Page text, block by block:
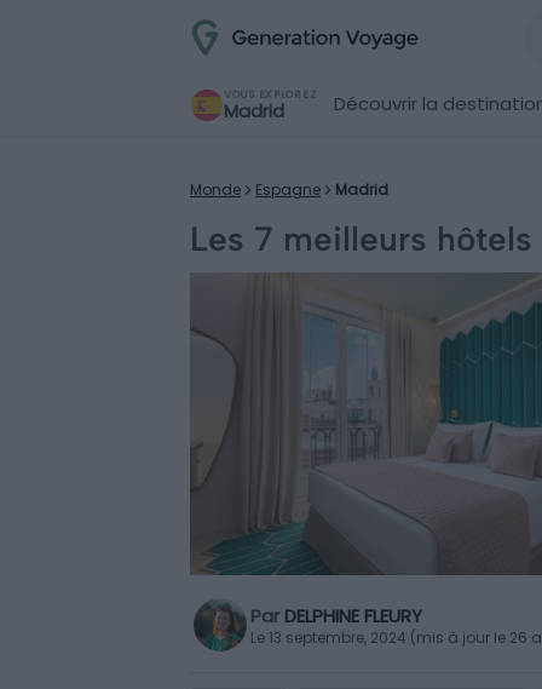
VOUS EXPLOREZ
Madrid Découvrir la
Monde Espagne Madrid
Les 7 meilleurs
Par DELPHINE FLEURY
Le 13 septembre, 2024 (mis à jour le 26